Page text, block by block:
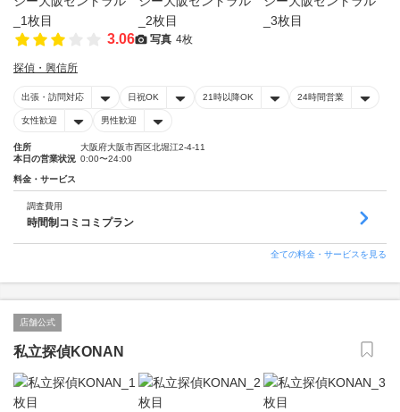
3.06 写真 4枚
探偵・興信所
出張・訪問対応 日祝OK 21時以降OK 24時間営業
女性歓迎 男性歓迎
住所
大阪府大阪市西区北堀江2-4-11
本日の営業状況 0:00〜24:00
料金・サービス
調査費用
時間制コミコミプラン
全ての料金・サービスを見る
店舗公式
私立探偵KONAN